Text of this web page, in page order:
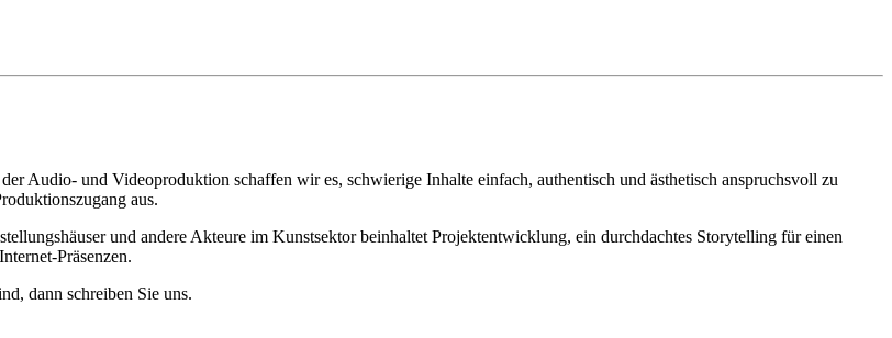
Audio- und Videoproduktion schaffen wir es, schwierige Inhalte einfach, authentisch und ästhetisch anspruchsvoll zu
aus.
und andere Akteure im Kunstsektor beinhaltet Projektentwicklung, ein durchdachtes Storytelling für einen
Präsenzen.
dann schreiben Sie uns.